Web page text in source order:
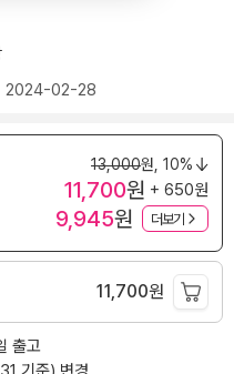
2024-02-28
13,000원, 10%
11,700원 + 650원
9,945원 더보기
11,700원
출고